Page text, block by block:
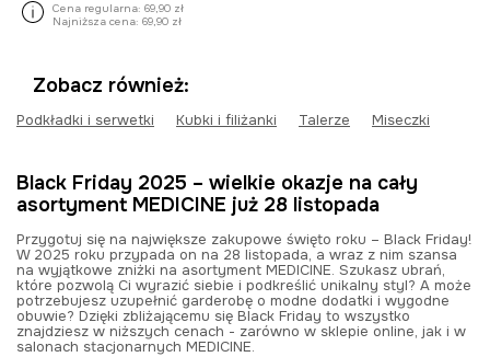
Cena regularna: 69,90 zł
Najniższa cena: 69,90 zł
Zobacz również:
Podkładki i serwetki Kubki i filiżanki Talerze Miseczki
Black Friday 2025 – wielkie okazje na cały
asortyment MEDICINE już 28 listopada
Przygotuj się na największe zakupowe święto roku – Black Friday!
W 2025 roku przypada on na 28 listopada, a wraz z nim szansa
na wyjątkowe zniżki na asortyment MEDICINE. Szukasz ubrań,
które pozwolą Ci wyrazić siebie i podkreślić unikalny styl? A może
potrzebujesz uzupełnić garderobę o modne dodatki i wygodne
obuwie? Dzięki zbliżającemu się Black Friday to wszystko
znajdziesz w niższych cenach - zarówno w sklepie online, jak i w
salonach stacjonarnych MEDICINE.